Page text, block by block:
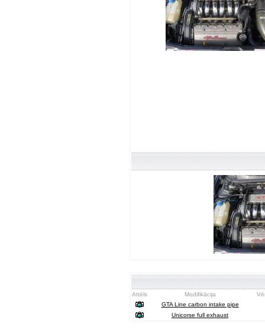
Attēls Modifikācija
GTA Line carbon intake pipe
Unicorse full exhaust